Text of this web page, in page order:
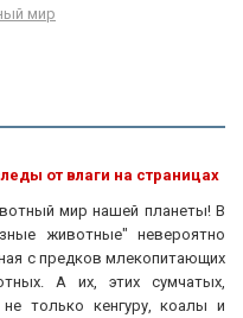
мир
от влаги на страницах
мир нашей планеты! В
животные" невероятно
с предков млекопитающих
А их, этих сумчатых,
только кенгуру, коалы и